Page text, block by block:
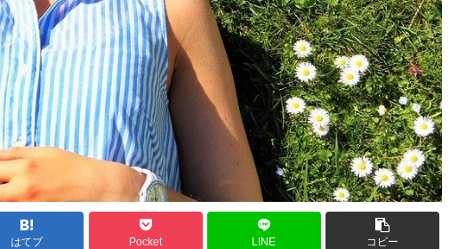
はてブ Pocket LINE コピー